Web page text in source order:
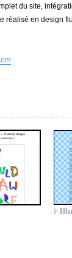
du site,
réalisé en design